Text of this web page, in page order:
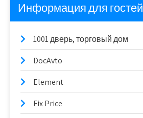
Информация для гостей
1001 дверь, торговый дом
DocAvto
Element
Fix Price